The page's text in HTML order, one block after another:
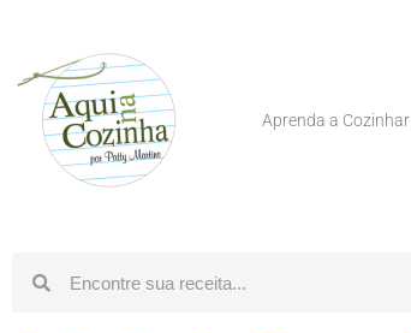
Aprenda a Cozinhar